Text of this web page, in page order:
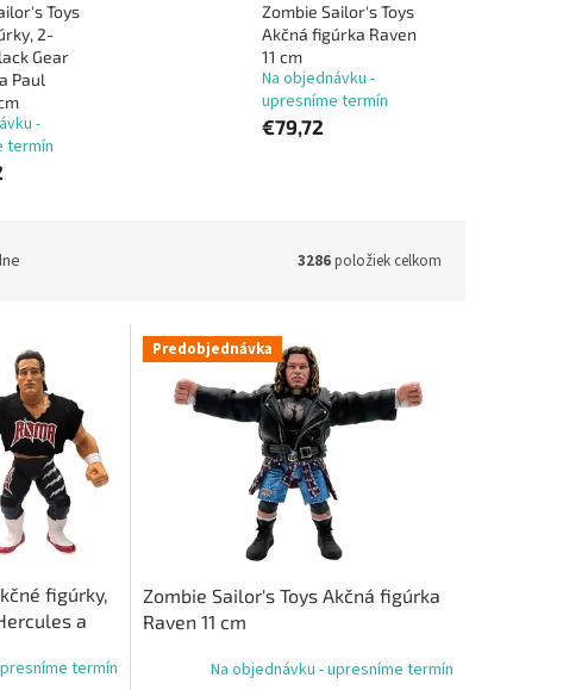
Toys
2-
Gear
Paul
-
termín
Zombie Sailor's Toys
Akčná figúrka Raven
11 cm
Na objednávku -
upresníme termín
€79,72
3286položiek celkom
figúrky,
a
termín
Predobjednávka
Zombie Sailor's Toys Akčná figúrka
Raven 11 cm
Na objednávku - upresníme termín